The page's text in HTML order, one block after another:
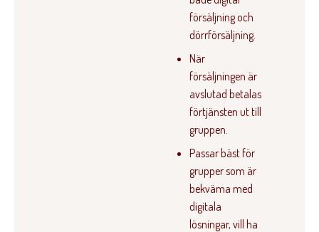
försäljning och
dörrförsäljning.
När
försäljningen är
avslutad betalas
förtjänsten ut till
gruppen.
Passar bäst för
grupper som är
bekväma med
digitala
lösningar, vill ha